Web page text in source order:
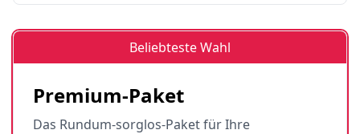
Beliebteste Wahl
Premium-Paket
Das Rundum-sorglos-Paket für Ihre